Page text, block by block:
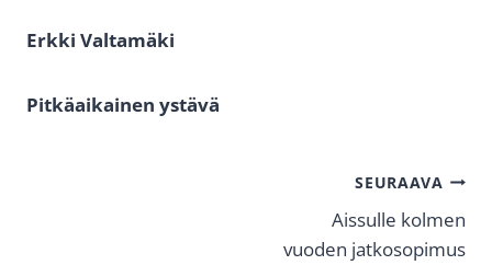
Erkki Valtamäki
Pitkäaikainen ystävä
SEURAAVA
Aissulle kolmen
vuoden jatkosopimus